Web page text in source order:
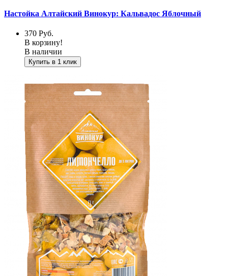
Настойка Алтайский Винокур: Кальвадос Яблочный
370 Руб.
В корзину!
В наличии
Купить в 1 клик